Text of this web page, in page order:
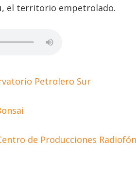
el territorio empetrolado.
Petrolero Sur
de Producciones